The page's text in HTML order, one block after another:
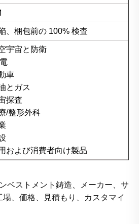
、梱包前の 100% 検査
宇宙と防衛
車
とガス
探査
/整形外科
および消費者向け製品
ベストメント鋳造、メーカー、サ
、価格、見積もり、カスタマイ